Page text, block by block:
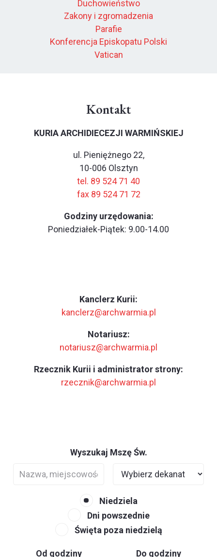
Duchowieństwo
Zakony i zgromadzenia
Parafie
Konferencja Episkopatu Polski
Vatican
Kontakt
KURIA ARCHIDIECEZJI WARMIŃSKIEJ
ul. Pieniężnego 22,
10-006 Olsztyn
tel. 89 524 71 40
fax 89 524 71 72
Godziny urzędowania:
Poniedziałek-Piątek: 9.00-14.00
Kanclerz Kurii:
kanclerz@archwarmia.pl
Notariusz:
notariusz@archwarmia.pl
Rzecznik Kurii i administrator strony:
rzecznik@archwarmia.pl
Wyszukaj Mszę Św.
Niedziela
Dni powszednie
Święta poza niedzielą
Od godziny Do godziny